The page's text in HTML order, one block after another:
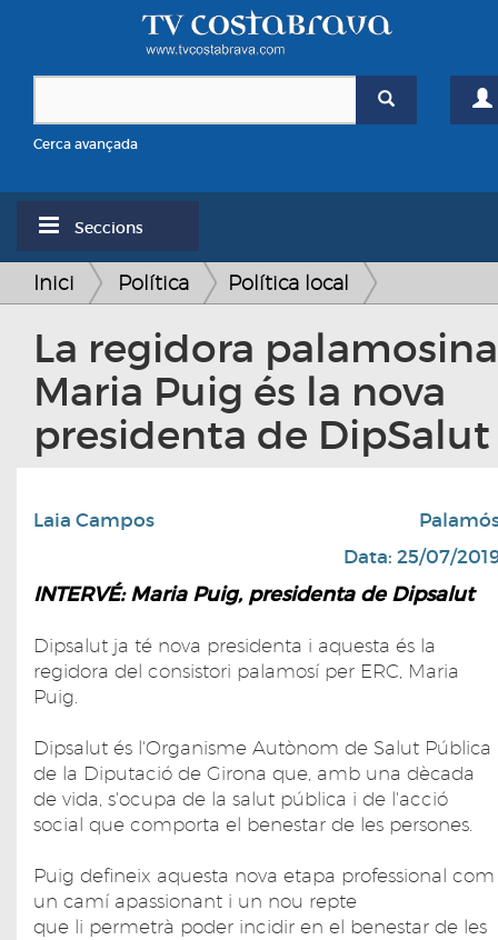
Cerca avançada
Seccions
Inici Política Política local
La regidora palamosina
Maria Puig és la nova
presidenta de DipSalut
Laia Campos
Data: 25/07/
INTERVÉ: Maria Puig, presidenta de Dipsalut
Dipsalut ja té nova presidenta i aquesta és la
regidora del consistori palamosí per ERC, Maria
Puig.
Dipsalut és l'Organisme Autònom de Salut Pública
de la Diputació de Girona que, amb una dècada
de vida, s'ocupa de la salut pública i de l'acció
social que comporta el benestar de les persones.
Puig defineix aquesta nova etapa professional com
un camí apassionant i un nou repte
que li permetrà poder incidir en el benestar de les